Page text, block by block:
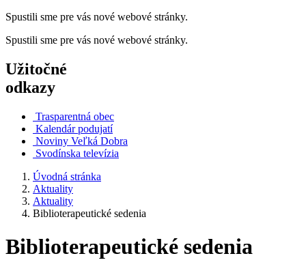
Spustili sme pre vás nové webové stránky.
Spustili sme pre vás nové webové stránky.
Užitočné
odkazy
Trasparentná obec
Kalendár podujatí
Noviny Veľká Dobra
Svodínska televízia
Úvodná stránka
Aktuality
Aktuality
Biblioterapeutické sedenia
Biblioterapeutické sedenia